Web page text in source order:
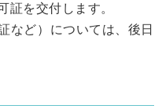
証を交付します。
など）については、後日